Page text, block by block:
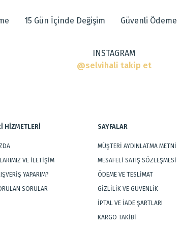
Gönder
15 Gün İçinde Değişim Güvenli Ödeme
INSTAGRAM
@selvihali takip et
HİZMETLERİ
VE İLETİŞİM
YAPARIM?
SORULAR
SAYFALAR
MÜŞTERİ AYDINLATMA METNİ
MESAFELİ SATIŞ SÖZLEŞMESİ
ÖDEME VE TESLİMAT
GİZLİLİK VE GÜVENLİK
İPTAL VE İADE ŞARTLARI
KARGO TAKİBİ